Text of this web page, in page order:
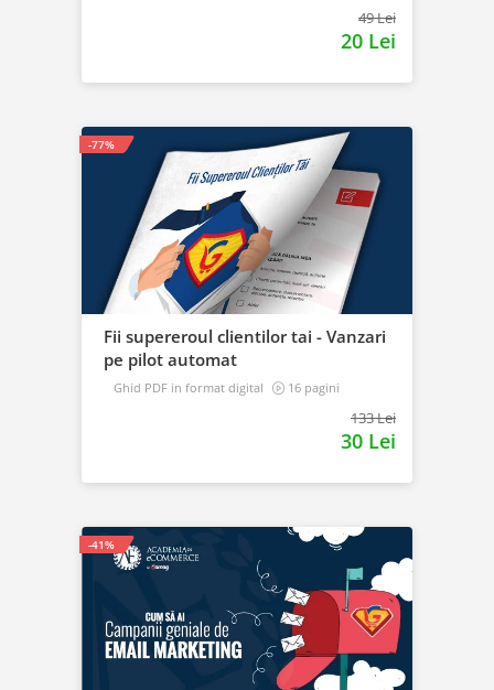
49 Lei
20 Lei
Fii supereroul clientilor tai - Vanzari
pe pilot automat
Ghid PDF in format digital
16 pagini
133 Lei
30 Lei
-77%
-41%